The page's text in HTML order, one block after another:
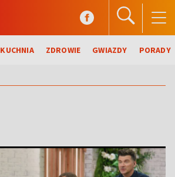
KUCHNIA ZDROWIE GWIAZDY PORADY